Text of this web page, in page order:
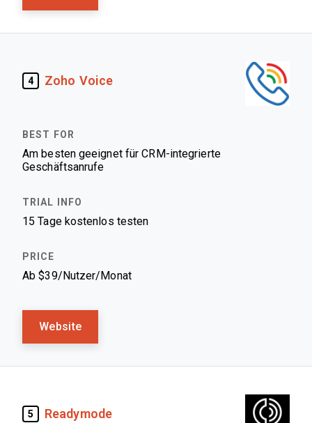
4 Zoho Voice
Am besten geeignet für CRM-integrierte
Geschäftsanrufe
15 Tage kostenlos testen
Ab $39/Nutzer/Monat
Website
5 Readymode